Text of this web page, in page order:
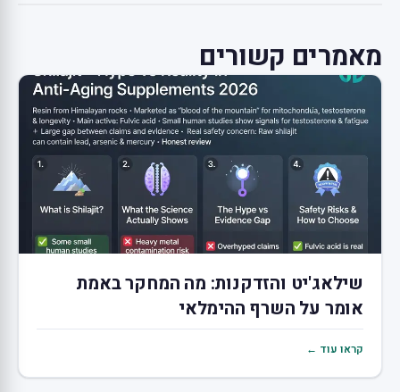
מאמרים קשורים
שילאג'יט והזדקנות: מה המחקר באמת
אומר על השרף ההימלאי
קראו עוד ←